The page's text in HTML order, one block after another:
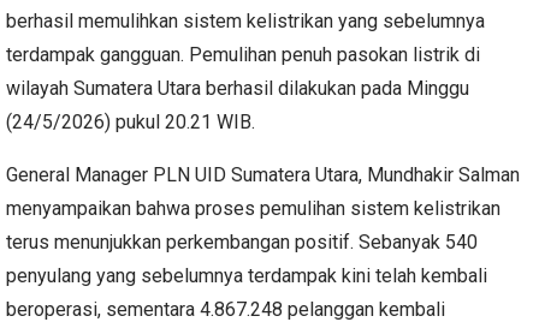
berhasil memulihkan sistem kelistrikan yang sebelumnya
terdampak gangguan. Pemulihan penuh pasokan listrik di
wilayah Sumatera Utara berhasil dilakukan pada Minggu
(24/5/2026) pukul 20.21 WIB.
General Manager PLN UID Sumatera Utara, Mundhakir Salman
menyampaikan bahwa proses pemulihan sistem kelistrikan
terus menunjukkan perkembangan positif. Sebanyak 540
penyulang yang sebelumnya terdampak kini telah kembali
beroperasi, sementara 4.867.248 pelanggan kembali